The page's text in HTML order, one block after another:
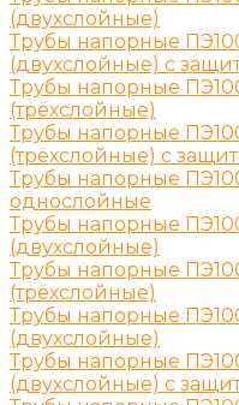
(двухслойные)
Трубы напорные
(двухслойные) с
Трубы напорные
(трёхслойные)
Трубы напорные
(трёхслойные) с
Трубы напорные
однослойные
Трубы напорные
(двухслойные)
Трубы напорные
(трёхслойные)
Трубы напорные
(двухслойные)
Трубы напорные
(двухслойные) с